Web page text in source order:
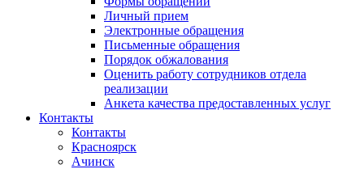
Личный прием
Электронные обращения
Письменные обращения
Порядок обжалования
Оценить работу сотрудников отдела
реализации
Анкета качества предоставленных услуг
Контакты
Контакты
Красноярск
Ачинск